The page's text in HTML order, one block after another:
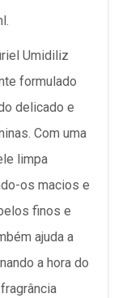
Umidiliz
formulado
delicado e
Com uma
limpa
os macios e
finos e
ajuda a
a hora do